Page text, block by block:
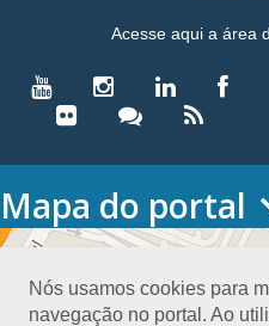
Nós usamos cookies para
navegação no portal. Ao
Acesse aqui a área
Mapa do portal
HOME
Conselho Diretor
Nossa Sede